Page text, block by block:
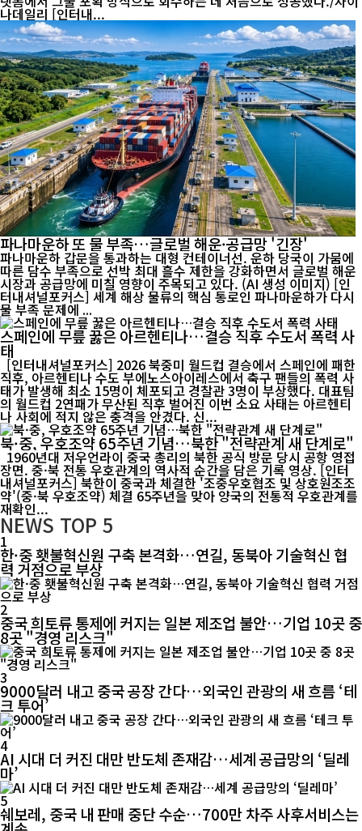
나데일리 [인터내...
파나마운하 또 물 부족…글로벌 해운·공급망 '긴장'
파나마운하 갑문을 통과하는 대형 컨테이너선. 운하 당국이 가뭄에
따른 담수 부족으로 선박 최대 흘수 제한을 강화하면서 글로벌 해운
시장과 공급망에 미칠 영향이 주목되고 있다. (AI 생성 이미지) [인
터내셔널포커스] 세계 해상 물류의 핵심 통로인 파나마운하가 다시
물 부족 문제에 ...
스페인에 무릎 꿇은 아르헨티나…결승 직후 수도서 폭력 사
태
[인터내셔널포커스] 2026 북중미 월드컵 결승에서 스페인에 패한
직후, 아르헨티나 수도 부에노스아이레스에서 축구 팬들의 폭력 사
태가 발생해 최소 15명이 체포되고 경찰관 3명이 부상했다. 대표팀
의 월드컵 2연패가 무산된 직후 벌어진 이번 소요 사태는 아르헨티
나 사회에 적지 않은 충격을 안겼다. 신...
북·중, 우호조약 65주년 기념…북한 "전략관계 새 단계로"
장면. 중·북 전통 우호관계의 역사적 순간을 담은 기록 영상. [인터
내셔널포커스] 북한이 중국과 체결한 '조중우호협조 및 상호원조조
약'(중·북 우호조약) 체결 65주년을 맞아 양국의 전통적 우호관계를
재확인...
NEWS TOP 5
1
한·중 횃불혁신원 구축 본격화…연길, 동북아 기술혁신 협
력 거점으로 부상
2
중국 희토류 통제에 커지는 일본 제조업 불안…기업 10곳 중
8곳 "경영 리스크"
3
9000달러 내고 중국 공장 간다…외국인 관광의 새 흐름 ‘테
크 투어’
4
AI 시대 더 커진 대만 반도체 존재감…세계 공급망의 ‘딜레
마’
5
쉐보레, 중국 내 판매 중단 수순…700만 차주 사후서비스는